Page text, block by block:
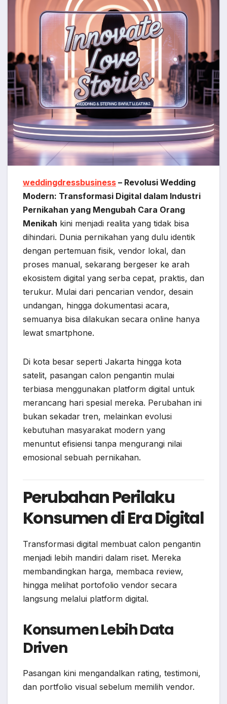
weddingdressbusiness – Revolusi Wedding
Modern: Transformasi Digital dalam Industri
Pernikahan yang Mengubah Cara Orang
Menikah kini menjadi realita yang tidak bisa
dihindari. Dunia pernikahan yang dulu identik
dengan pertemuan fisik, vendor lokal, dan
proses manual, sekarang bergeser ke arah
ekosistem digital yang serba cepat, praktis, dan
terukur. Mulai dari pencarian vendor, desain
undangan, hingga dokumentasi acara,
semuanya bisa dilakukan secara online hanya
lewat smartphone.
Di kota besar seperti Jakarta hingga kota
satelit, pasangan calon pengantin mulai
terbiasa menggunakan platform digital untuk
merancang hari spesial mereka. Perubahan ini
bukan sekadar tren, melainkan evolusi
kebutuhan masyarakat modern yang
menuntut efisiensi tanpa mengurangi nilai
emosional sebuah pernikahan.
Perubahan Perilaku
Konsumen di Era Digital
Transformasi digital membuat calon pengantin
menjadi lebih mandiri dalam riset. Mereka
membandingkan harga, membaca review,
hingga melihat portofolio vendor secara
langsung melalui platform digital.
Konsumen Lebih Data
Driven
Pasangan kini mengandalkan rating, testimoni,
dan portfolio visual sebelum memilih vendor.